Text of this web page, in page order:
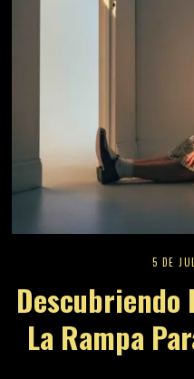
5 DE
Descubriendo
La Rampa